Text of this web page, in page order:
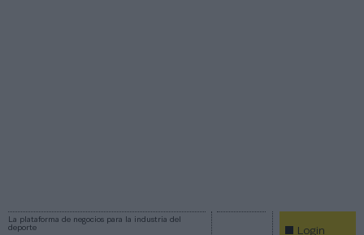
La plataforma de negocios para la industria del
deporte
Login